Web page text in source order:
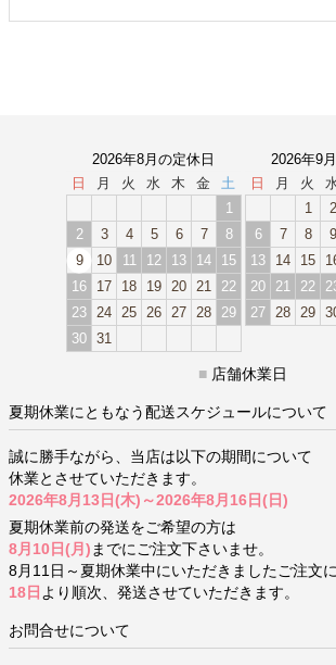
2026年8月の定休日
日
月 火 水 木 金
土
1
2
3 4 5 6 7
8
9
10 11 12 13 14
15
16
17 18 19 20 21
22
23 24 25 26 27 28
29
30 31
2026年9
日
月 火
1
2
6
7 8 9
13
14 15
20
21 22
27 28 29
■ 店舗休業日
夏期休業にともなう配送スケジュールについて
誠に勝手ながら、当店は以下の期間について
休業とさせていただきます。
2026年8月13日(木)～2026年8月16日(日)
夏期休業前の発送をご希望の方は
8月10日(月) までにご注文下さいませ。
8月11日～夏期休業中にいただきましたご注文
18日 より順次、発送させていただきます。
お問合せについて